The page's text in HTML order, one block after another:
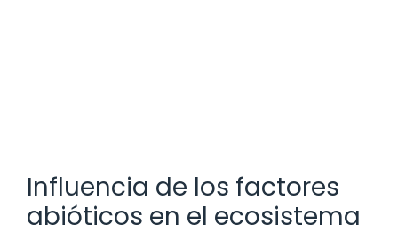
Influencia de los factores
abióticos en el ecosistema